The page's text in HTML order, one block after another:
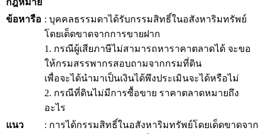
กฎหมาย
ข้อหารือ : บุคคลธรรมดาได้รับกรรมสิทธิ์ในอสังหาริมทรัพย์
โดยเด็ดขาดจากการขายฝาก
1. กรณีผู้เสียภาษีไม่สามารถหาราคาตลาดได้ จะขอ
ให้กรมสรรพากรสอบถามจากกรมที่ดิน
เพื่อจะได้นำมาเป็นเงินได้พึงประเมินจะได้หรือไม่
2. กรณีที่ดินไม่มีการซื้อขาย ราคาตลาดหมายถึง
อะไร
แนว
: การได้กรรมสิทธิ์ในอสังหาริมทรัพย์โดยเด็ดขาดจาก